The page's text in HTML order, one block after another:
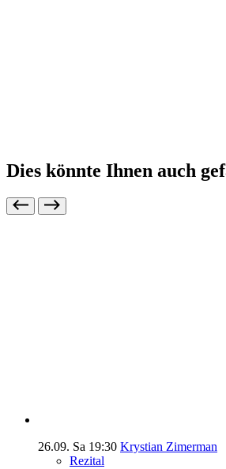
Dies könnte Ihnen auch
26.09. Sa 19:30 Krystian Zimerman
Rezital